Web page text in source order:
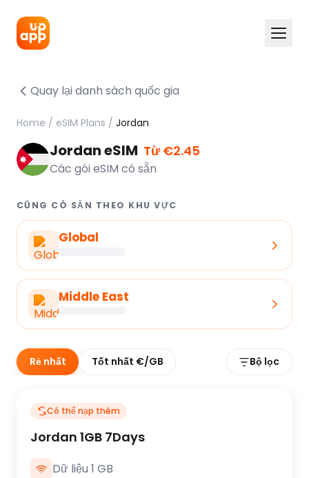
Quay lại danh sách quốc gia
Home / eSIM Plans / Jordan
Jordan eSIM Từ €2.45
Các gói eSIM có sẵn
CŨNG CÓ SẴN THEO KHU VỰC
Global
Middle East
Rẻ nhất Tốt nhất €/GB Bộ lọc
Có thể nạp thêm
Jordan 1GB 7Days
Dữ liệu 1 GB